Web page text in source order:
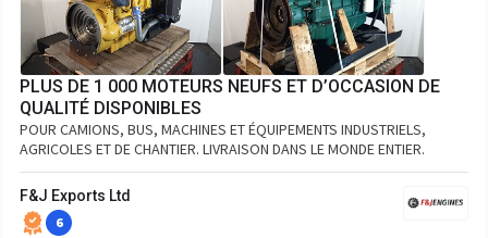
PLUS DE 1 000 MOTEURS NEUFS ET D’OCCASION DE
QUALITÉ DISPONIBLES
POUR CAMIONS, BUS, MACHINES ET ÉQUIPEMENTS INDUSTRIELS,
AGRICOLES ET DE CHANTIER. LIVRAISON DANS LE MONDE ENTIER.
F&J Exports Ltd
6